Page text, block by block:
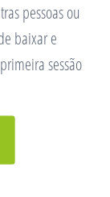
pessoas ou
baixar e
sessão